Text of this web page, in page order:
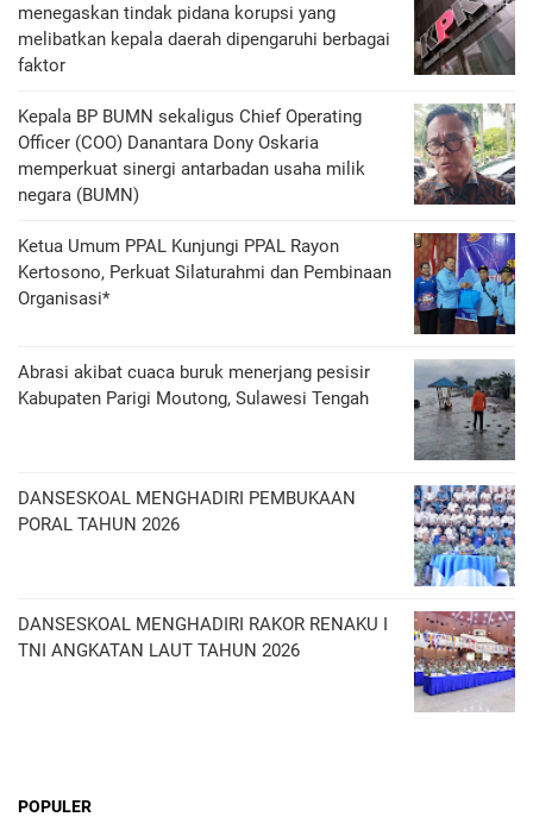
menegaskan tindak pidana korupsi yang
melibatkan kepala daerah dipengaruhi berbagai
faktor
Kepala BP BUMN sekaligus Chief Operating
Officer (COO) Danantara Dony Oskaria
memperkuat sinergi antarbadan usaha milik
negara (BUMN)
Ketua Umum PPAL Kunjungi PPAL Rayon
Kertosono, Perkuat Silaturahmi dan Pembinaan
Organisasi*
Abrasi akibat cuaca buruk menerjang pesisir
Kabupaten Parigi Moutong, Sulawesi Tengah
DANSESKOAL MENGHADIRI PEMBUKAAN
PORAL TAHUN 2026
DANSESKOAL MENGHADIRI RAKOR RENAKU I
TNI ANGKATAN LAUT TAHUN 2026
POPULER